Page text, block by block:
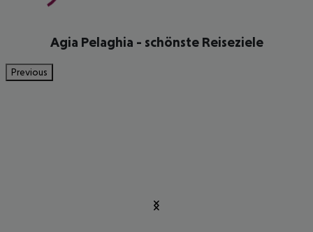
Agia Pelaghia - schönste Reiseziele
Previous